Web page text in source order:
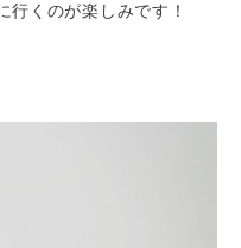
行くのが楽しみです！